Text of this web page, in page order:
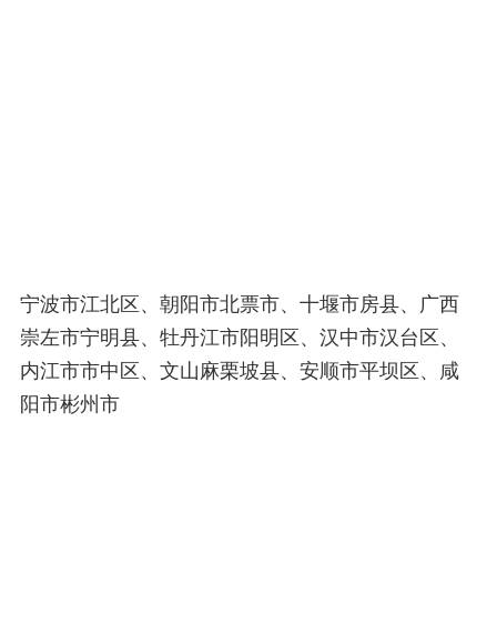
宁波市江北区、朝阳市北票市、十堰市房县、广西
崇左市宁明县、牡丹江市阳明区、汉中市汉台区、
内江市市中区、文山麻栗坡县、安顺市平坝区、咸
阳市彬州市